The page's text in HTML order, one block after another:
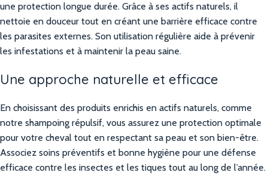
une protection longue durée. Grâce à ses actifs naturels, il
nettoie en douceur tout en créant une barrière efficace contre
les parasites externes. Son utilisation régulière aide à prévenir
les infestations et à maintenir la peau saine.
Une approche naturelle et efficace
En choisissant des produits enrichis en actifs naturels, comme
notre shampoing répulsif, vous assurez une protection optimale
pour votre cheval tout en respectant sa peau et son bien-être.
Associez soins préventifs et bonne hygiène pour une défense
efficace contre les insectes et les tiques tout au long de l’année.